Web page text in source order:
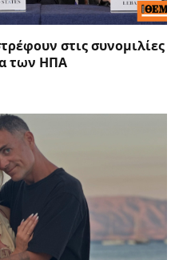
στις συνομιλίες
των ΗΠΑ